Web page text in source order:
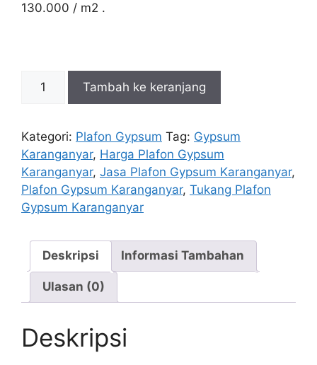
130.000 / m2 .
Kuantitas
Karanganyar
Tambah ke keranjang
Kategori: Plafon Gypsum Tag: Gypsum
Karanganyar, Harga Plafon Gypsum
Karanganyar, Jasa Plafon Gypsum Karanganyar,
Plafon Gypsum Karanganyar, Tukang Plafon
Gypsum Karanganyar
Deskripsi Informasi Tambahan
Ulasan (0)
Deskripsi